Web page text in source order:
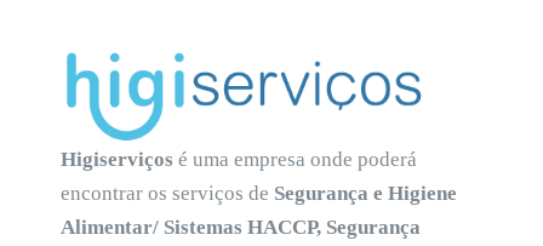
Higiserviços é uma empresa onde poderá
encontrar os serviços de Segurança e Higiene
Alimentar/ Sistemas HACCP, Segurança